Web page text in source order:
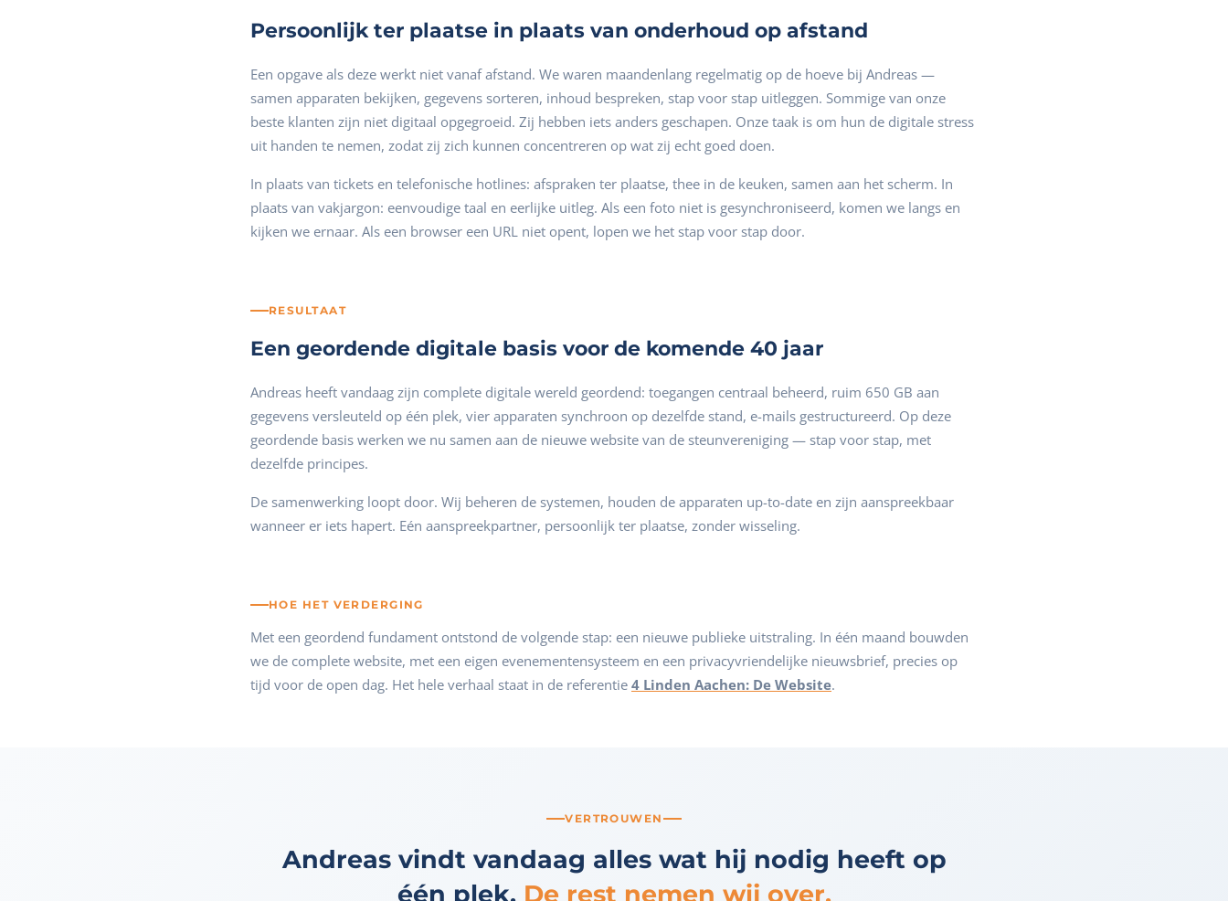
Persoonlijk ter plaatse in plaats van onderhoud op afstand
Een opgave als deze werkt niet vanaf afstand. We waren maandenlang regelmatig op de hoeve bij Andreas —
samen apparaten bekijken, gegevens sorteren, inhoud bespreken, stap voor stap uitleggen. Sommige van onze
beste klanten zijn niet digitaal opgegroeid. Zij hebben iets anders geschapen. Onze taak is om hun de digitale stress
uit handen te nemen, zodat zij zich kunnen concentreren op wat zij echt goed doen.
In plaats van tickets en telefonische hotlines: afspraken ter plaatse, thee in de keuken, samen aan het scherm. In
plaats van vakjargon: eenvoudige taal en eerlijke uitleg. Als een foto niet is gesynchroniseerd, komen we langs en
kijken we ernaar. Als een browser een URL niet opent, lopen we het stap voor stap door.
RESULTAAT
Een geordende digitale basis voor de komende 40 jaar
Andreas heeft vandaag zijn complete digitale wereld geordend: toegangen centraal beheerd, ruim 650 GB aan
gegevens versleuteld op één plek, vier apparaten synchroon op dezelfde stand, e-mails gestructureerd. Op deze
geordende basis werken we nu samen aan de nieuwe website van de steunvereniging — stap voor stap, met
dezelfde principes.
De samenwerking loopt door. Wij beheren de systemen, houden de apparaten up-to-date en zijn aanspreekbaar
wanneer er iets hapert. Eén aanspreekpartner, persoonlijk ter plaatse, zonder wisseling.
HOE HET VERDERGING
Met een geordend fundament ontstond de volgende stap: een nieuwe publieke uitstraling. In één maand bouwden
we de complete website, met een eigen evenementensysteem en een privacyvriendelijke nieuwsbrief, precies op
tijd voor de open dag. Het hele verhaal staat in de referentie 4 Linden Aachen: De Website.
VERTROUWEN
Andreas vindt vandaag alles wat hij nodig heeft op
één plek. De rest nemen wij over.